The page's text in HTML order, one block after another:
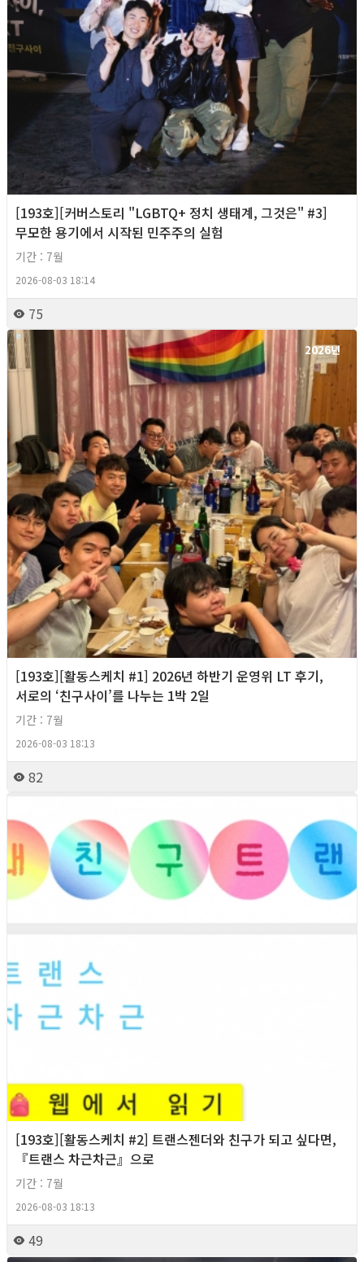
[193호][커버스토리 "LGBTQ+ 정치 생태계, 그것은" #3]
무모한 용기에서 시작된 민주주의 실험
기간 : 7월
2026-08-03 18:14
75
2026년
[193호][활동스케치 #1] 2026년 하반기 운영위 LT 후기,
서로의 ‘친구사이’를 나누는 1박 2일
기간 : 7월
2026-08-03 18:13
82
[193호][활동스케치 #2] 트랜스젠더와 친구가 되고 싶다면,
『트랜스 차근차근』으로
기간 : 7월
2026-08-03 18:13
49